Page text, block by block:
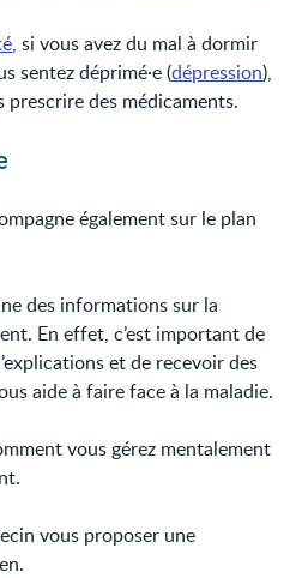
, si vous avez du mal à dormir
sentez déprimé·e (dépression),
des médicaments.
également sur le plan
des informations sur la
En effet, c’est important de
et de recevoir des
aide à faire face à la maladie.
vous gérez mentalement
vous proposer une